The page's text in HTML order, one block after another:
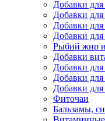
Добавки для
Добавки для
Добавки
Добавки
Рыбий жир
Добавки
Добавки
Добавки
Добавки для
Фиточаи
Бальзамы,